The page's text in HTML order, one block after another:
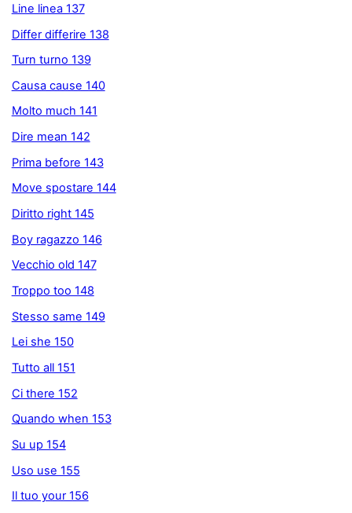
Line linea 137
Differ differire 138
Turn turno 139
Causa cause 140
Molto much 141
Dire mean 142
Prima before 143
Move spostare 144
Diritto right 145
Boy ragazzo 146
Vecchio old 147
Troppo too 148
Stesso same 149
Lei she 150
Tutto all 151
Ci there 152
Quando when 153
Su up 154
Uso use 155
Il tuo your 156